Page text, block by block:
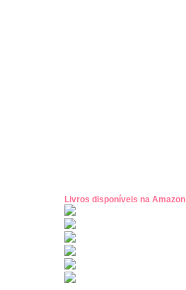
Livros disponíveis na Amazon